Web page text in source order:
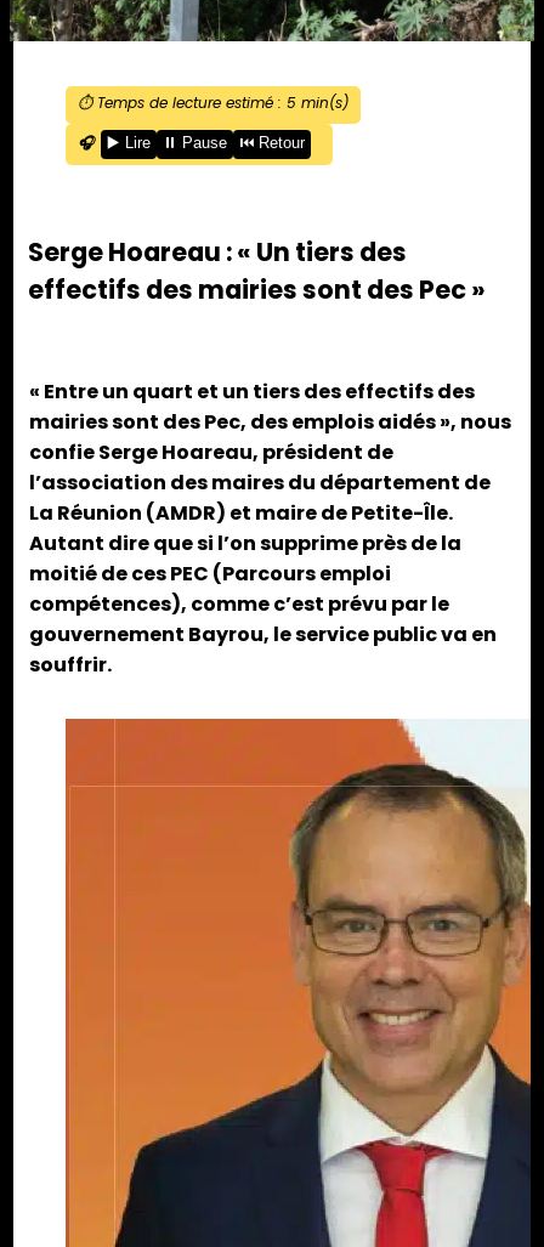
⏱️ Temps de lecture estimé : 5min(s)
🎧
▶️ Lire ⏸️ Pause ⏮️ Retour
Serge Hoareau : « Un tiers des
effectifs des mairies sont des Pec »
« Entre un quart et un tiers des effectifs des
mairies sont des Pec, des emplois aidés », nous
confie Serge Hoareau, président de
l’association des maires du département de
La Réunion (AMDR) et maire de Petite-Île.
Autant dire que si l’on supprime près de la
moitié de ces PEC (Parcours emploi
compétences), comme c’est prévu par le
gouvernement Bayrou, le service public va en
souffrir.